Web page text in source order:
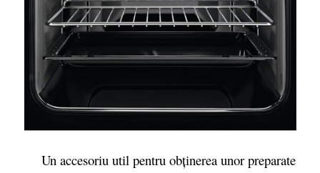
Un accesoriu util pentru obţinerea unor preparate